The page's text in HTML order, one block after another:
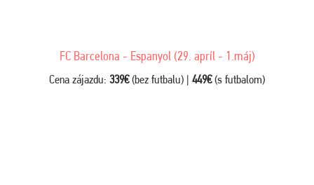
FC Barcelona - Espanyol (29. apríl - 1.máj)
Cena zájazdu: 339€(bez futbalu) | 449€(s futbalom)